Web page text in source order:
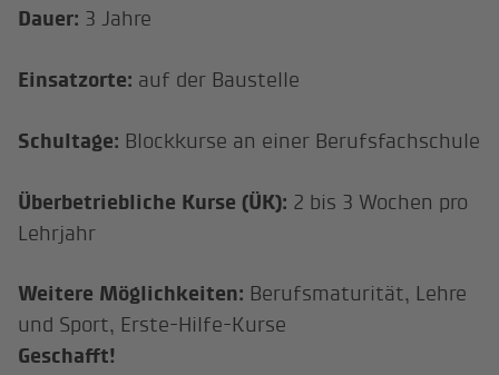
Dauer: 3 Jahre
Einsatzorte: auf der Baustelle
Schultage: Blockkurse an einer Berufsfachschule
Überbetriebliche Kurse (ÜK): 2 bis 3 Wochen pro
Lehrjahr
Weitere Möglichkeiten: Berufsmaturität, Lehre
und Sport, Erste-Hilfe-Kurse
Geschafft!